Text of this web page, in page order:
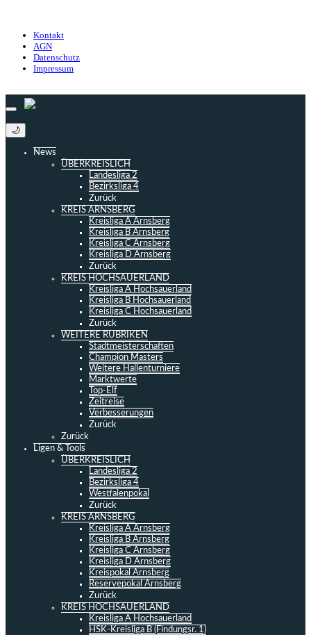
Kontakt
AGN
Datenschutz
Impressum
🌙
News
ÜBERKREISLICH
Landesliga 2
Bezirksliga 4
Zurück
KREIS ARNSBERG
Kreisliga A Arnsberg
Kreisliga B Arnsberg
Kreisliga C Arnsberg
Kreisliga D Arnsberg
Zurück
KREIS HOCHSAUERLAND
Kreisliga A Hochsauerland
Kreisliga B Hochsauerland
Kreisliga C Hochsauerland
Zurück
WEITERE RUBRIKEN
Stadtmeisterschaften
Champion Masters
Weitere Hallenturniere
Marktwerte
Top-Elf
Zeitreise
Verbesserungen
Zurück
Zurück
Ligen & Tools
ÜBERKREISLICH
Landesliga 2
Bezirksliga 4
Westfalenpokal
Zurück
KREIS ARNSBERG
Kreisliga A Arnsberg
Kreisliga B Arnsberg
Kreisliga C Arnsberg
Kreisliga D Arnsberg
Kreispokal Arnsberg
Reservepokal Arnsberg
Zurück
KREIS HOCHSAUERLAND
Kreisliga A Hochsauerland
HSK-Kreisliga B (Findungsr. 1)